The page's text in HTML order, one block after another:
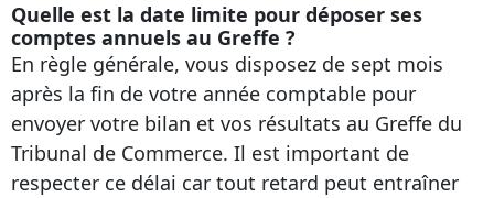
Quelle est la date limite pour déposer ses
comptes annuels au Greffe ?
En règle générale, vous disposez de sept mois
après la fin de votre année comptable pour
envoyer votre bilan et vos résultats au Greffe du
Tribunal de Commerce. Il est important de
respecter ce délai car tout retard peut entraîner